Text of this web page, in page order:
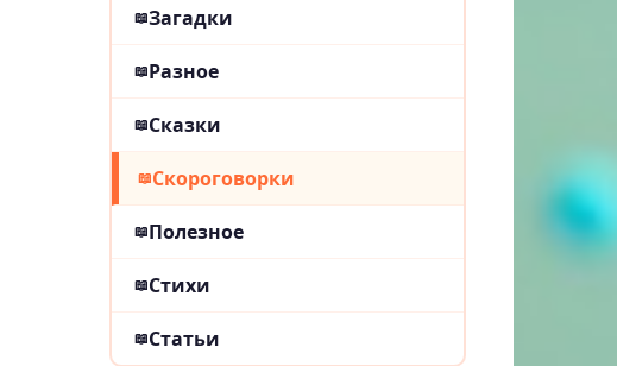
Загадки
Разное
Сказки
Скороговорки
Полезное
Стихи
Статьи